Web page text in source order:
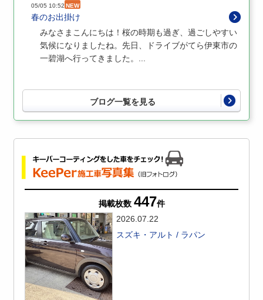
05/05 10:52 NEW
春のお出掛け
みなさまこんにちは！桜の時期も過ぎ、過ごしやすい
気候になりましたね。先日、ドライブがてら伊東市の
一碧湖へ行ってきました。...
ブログ一覧を見る
掲載枚数 447件
2026.07.22
スズキ・アルト / ラパン